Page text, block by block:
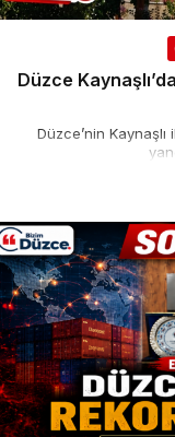
Düzce
Düzce’nin Kaynaşlı